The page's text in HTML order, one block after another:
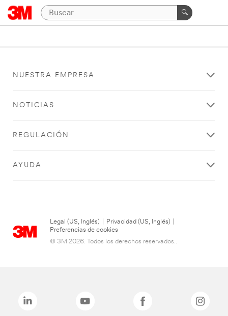
NUESTRA EMPRESA
NOTICIAS
REGULACIÓN
AYUDA
Legal (US, Inglés) Privacidad (US, Inglés)
Preferencias de cookies
© 3M 2026. Todos los derechos reservados..